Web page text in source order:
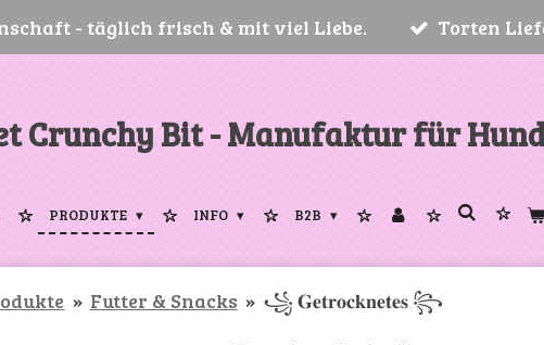
- täglich frisch & mit viel Liebe. Torten
Crunchy Bit - Manufaktur für
PRODUKTE INFO B2B
» Futter & Snacks » ꧁ 𝐆𝐞𝐭𝐫𝐨𝐜𝐤𝐧𝐞𝐭𝐞𝐬 ꧂